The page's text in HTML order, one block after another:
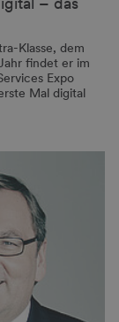
Klasse, dem
findet er im
Expo
Mal digital